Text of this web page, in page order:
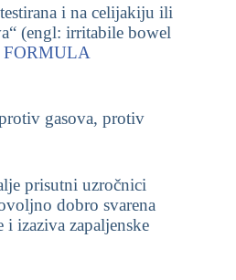
i na celijakiju ili
(engl: irritabile bowel
gasova, protiv
prisutni uzročnici
dobro svarena
izaziva zapaljenske